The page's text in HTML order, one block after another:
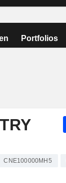
Portfolios
CNE100000MH5